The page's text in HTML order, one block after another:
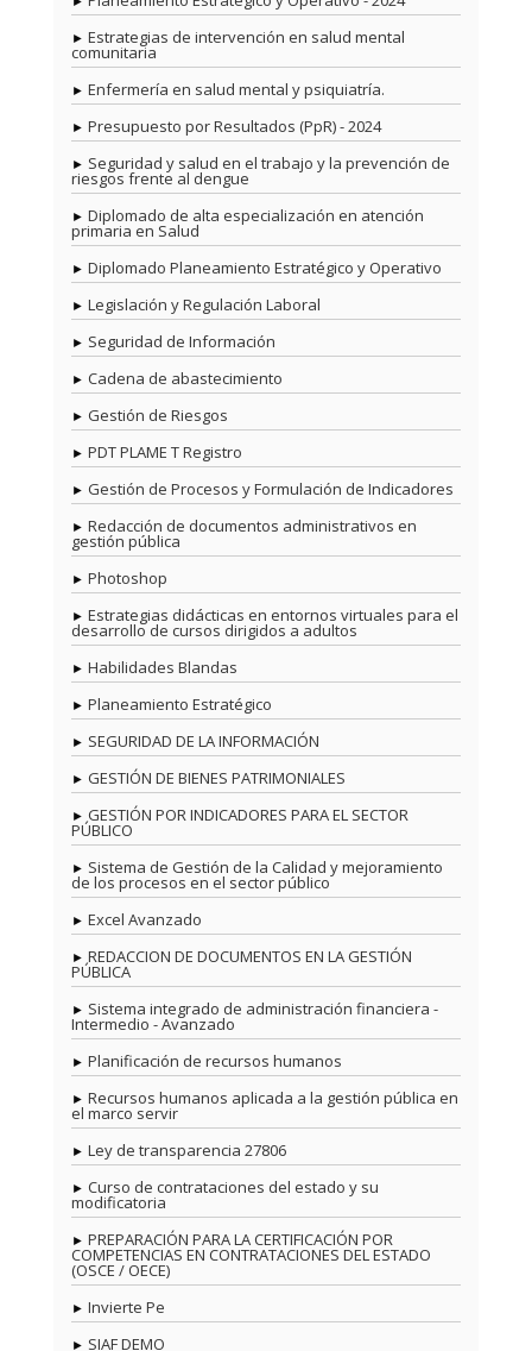
Estrategias de intervención en salud mental
comunitaria
Enfermería en salud mental y psiquiatría.
Presupuesto por Resultados (PpR) - 2024
Seguridad y salud en el trabajo y la prevención de
riesgos frente al dengue
Diplomado de alta especialización en atención
primaria en Salud
Diplomado Planeamiento Estratégico y Operativo
Legislación y Regulación Laboral
Seguridad de Información
Cadena de abastecimiento
Gestión de Riesgos
PDT PLAME T Registro
Gestión de Procesos y Formulación de Indicadores
Redacción de documentos administrativos en
gestión pública
Photoshop
Estrategias didácticas en entornos virtuales para el
desarrollo de cursos dirigidos a adultos
Habilidades Blandas
Planeamiento Estratégico
SEGURIDAD DE LA INFORMACIÓN
GESTIÓN DE BIENES PATRIMONIALES
GESTIÓN POR INDICADORES PARA EL SECTOR
PÚBLICO
Sistema de Gestión de la Calidad y mejoramiento
de los procesos en el sector público
Excel Avanzado
REDACCION DE DOCUMENTOS EN LA GESTIÓN
PÚBLICA
Sistema integrado de administración financiera -
Intermedio - Avanzado
Planificación de recursos humanos
Recursos humanos aplicada a la gestión pública en
el marco servir
Ley de transparencia 27806
Curso de contrataciones del estado y su
modificatoria
PREPARACIÓN PARA LA CERTIFICACIÓN POR
COMPETENCIAS EN CONTRATACIONES DEL ESTADO
(OSCE / OECE)
Invierte Pe
SIAF DEMO